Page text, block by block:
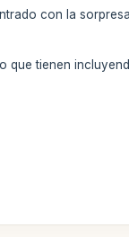
con la
que tienen